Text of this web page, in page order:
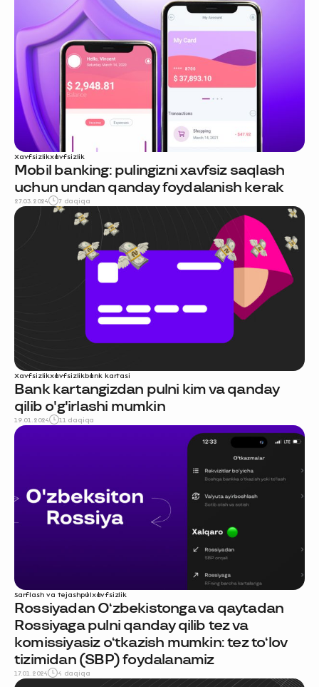
Xavfsizlikxavfsizlik
Mobil banking: pulingizni xavfsiz saqlash
uchun undan qanday foydalanish kerak
27.03.2024 7 daqiqa
Xavfsizlikxavfsizlikbank kartasi
Bank kartangizdan pulni kim va qanday
qilib o'g'irlashi mumkin
19.01.2024 11 daqiqa
Sarflash va tejashpulxavfsizlik
Rossiyadan O‘zbekistonga va qaytadan
Rossiyaga pulni qanday qilib tez va
komissiyasiz o‘tkazish mumkin: tez to‘lov
tizimidan (SBP) foydalanamiz
17.01.2024 4 daqiqa